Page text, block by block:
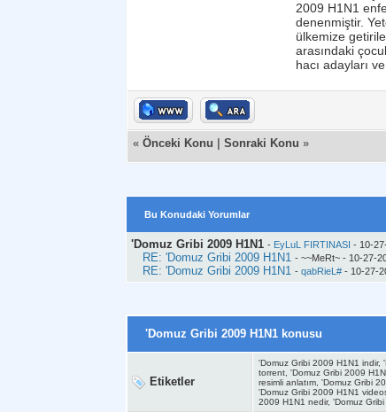
2009 H1N1
denenmiştir.
ülkemize
arasındaki
hacı adayları
« Önceki Konu Sonraki Konu »
Bu Konudaki Yorumlar
'Domuz Gribi 2009 H1N1 - EyLuL FIRTINASI - 10-
RE: 'Domuz Gribi 2009 H1N1 - ~~MeRt~ - 10-27-
RE: 'Domuz Gribi 2009 H1N1 - qabRieL# - 10-27-
'Domuz Gribi 2009 H1N1 konusu
Etiketler
'Domuz Gribi 2009 H1N1 indir,
torrent, 'Domuz Gribi 2009
resimli anlatım, 'Domuz Gribi
'Domuz Gribi 2009 H1N1
2009 H1N1 nedir, 'Domuz